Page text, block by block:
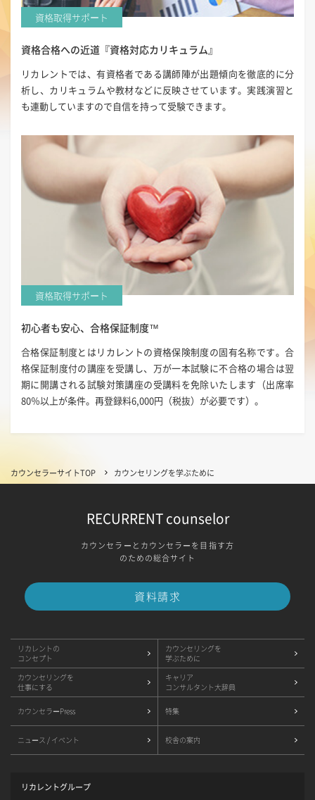
資格取得サポート
資格合格への近道 『資格対応カリキュラム』
リカレントでは、有資格者である講師陣が出題傾向を徹底的に分
析し、カリキュラムや教材などに反映させています。実践演習と
も連動していますので自信を持って受験できます。
資格取得サポート
初心者も安心、合格保証制度™
合格保証制度とはリカレントの資格保険制度の固有名称です。合
格保証制度付の講座を受講し、万が一本試験に不合格の場合は翌
期に開講される試験対策講座の受講料を免除いたします（出席率
80％以上が条件。再登録料6,000円（税抜）が必要です）。
カウンセラーサイトTOP カウンセリングを学ぶために
RECURRENT counselor
カウンセラーとカウンセラーを目指す方
のための総合サイト
資料請求
リカレントの
コンセプト
カウンセリングを
学ぶために
カウンセリングを
仕事にする
キャリア
コンサルタント大辞典
カウンセラーPress 特集
ニュース / イベント 校舎の案内
リカレントグループ